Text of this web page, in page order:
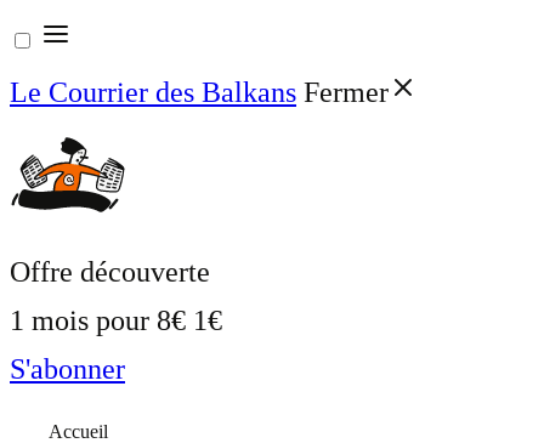
Aller
au
contenu
Le Courrier des Balkans Fermer
Offre découverte
1 mois pour 8€ 1€
S'abonner
Accueil